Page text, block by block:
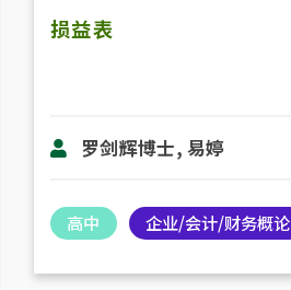
损益表
罗剑辉博士, 易婷
高中 企业/会计/财务概论